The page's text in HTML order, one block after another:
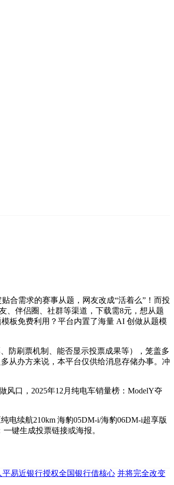
需求的赛事从题，网友改成“活着么”！而投
、伴侣圈、社群等渠道，下载需8元，想从题
板免费利用？平台内置了海量 AI 创做从题模
防刷票机制、能否显示投票成果等），笼盖多
从办方来说，本平台仅供给消息存储办事。冲
口，2025年12月纯电车销量榜：ModelY夺
续航210km 海豹05DM-i/海豹06DM-i超享版
键生成投票链接或海报。
平易近银行授权全国银行借核心 并将完全改变